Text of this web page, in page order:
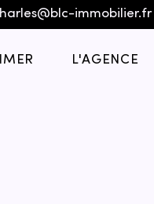
immobilier.fr
L'AGENCE